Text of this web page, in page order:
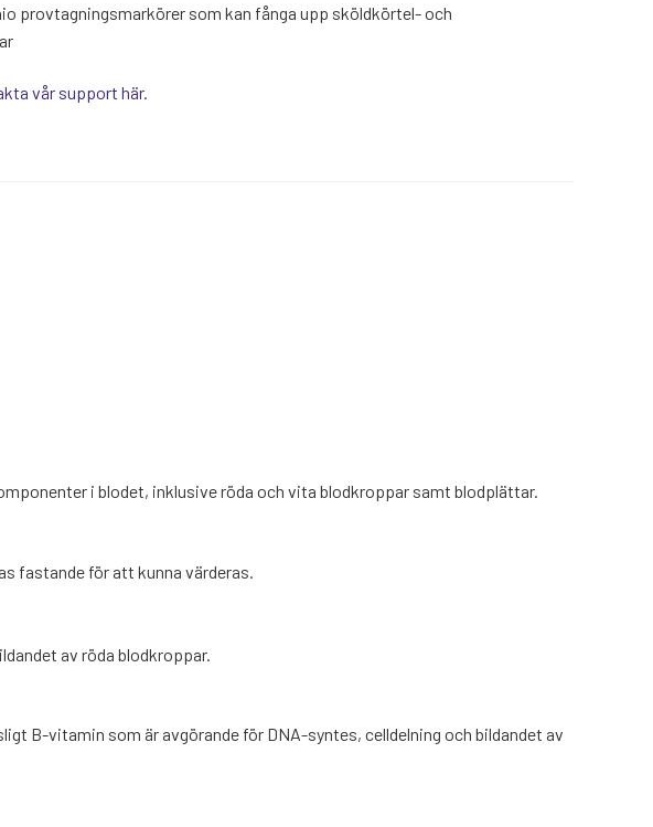
provtagningsmarkörer som kan fånga upp sköldkörtel- och
vår support här.
i blodet, inklusive röda och vita blodkroppar samt blodplättar.
fastande för att kunna värderas.
av röda blodkroppar.
B-vitamin som är avgörande för DNA-syntes, celldelning och bildandet av